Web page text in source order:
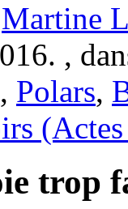
Martine
,
, Polars,
trop